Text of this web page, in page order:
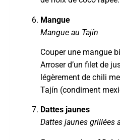
Mangue
Mangue au Tajín
Couper une mangue
Arroser d’un filet de
légèrement de chili
Tajín (condiment
Dattes jaunes
Dattes jaunes grillées